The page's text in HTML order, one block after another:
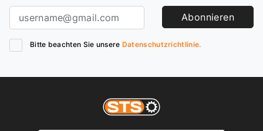
Abonnieren
Bitte beachten Sie unsere Datenschutzrichtlinie.